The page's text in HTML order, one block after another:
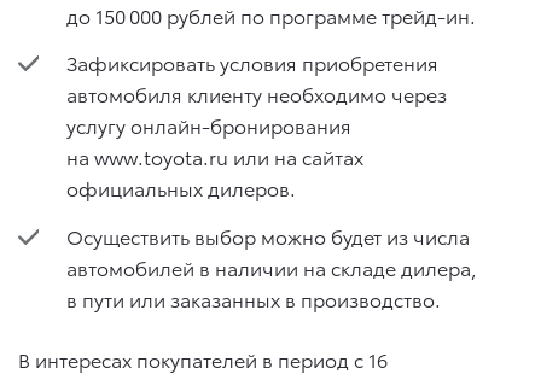
до 150 000 рублей по программе трейд-ин.
Зафиксировать условия приобретения
автомобиля клиенту необходимо через
услугу онлайн-бронирования
на www.toyota.ru или на сайтах
официальных дилеров.
Осуществить выбор можно будет из числа
автомобилей в наличии на складе дилера,
в пути или заказанных в производство.
В интересах покупателей в период с 16